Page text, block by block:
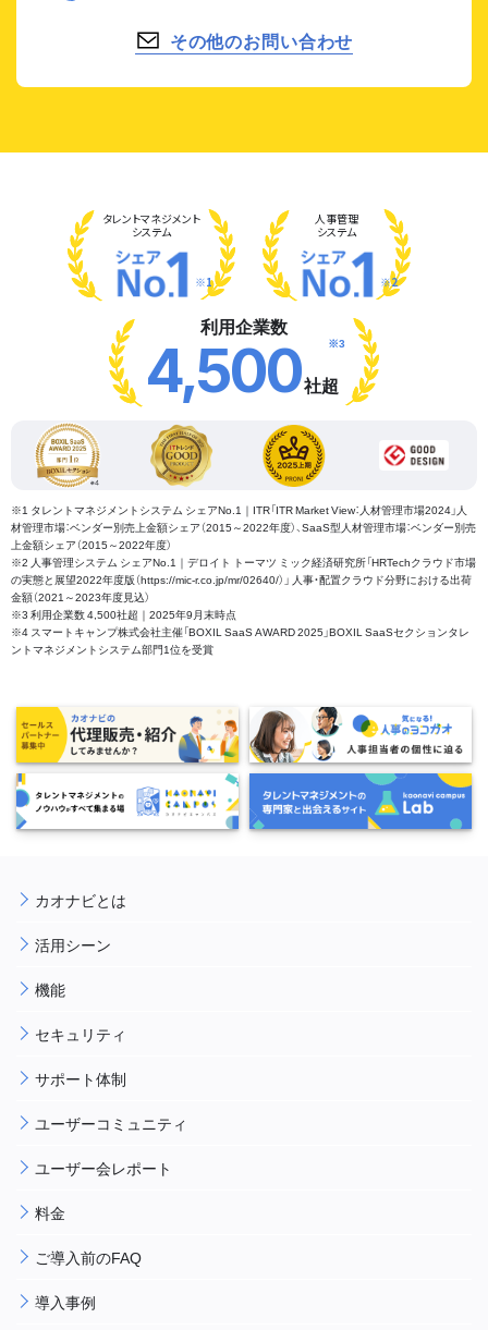
その他のお問い合わせ
タレントマネジメント
システム
※1
人事管理
システム
※2
利用企業数
4,500社超
※3
※1 タレントマネジメントシステム シェアNo.1｜ITR「ITR Market View：人材管理市場2024」人
材管理市場：ベンダー別売上金額シェア（2015～2022年度）、SaaS型人材管理市場：ベンダー別売
上金額シェア（2015～2022年度）
※2 人事管理システム シェアNo.1｜デロイト トーマツ ミック経済研究所「HRTechクラウド市場
の実態と展望2022年度版（https://mic-r.co.jp/mr/02640/）」 人事・配置クラウド分野における出荷
金額（2021～2023年度見込）
※3 利用企業数 4,500社超｜2025年9月末時点
※4 スマートキャンプ株式会社主催「BOXIL SaaS AWARD 2025」BOXIL SaaSセクションタレ
ントマネジメントシステム部門1位を受賞
カオナビとは
活用シーン
機能
セキュリティ
サポート体制
ユーザーコミュニティ
ユーザー会レポート
料金
ご導入前のFAQ
導入事例